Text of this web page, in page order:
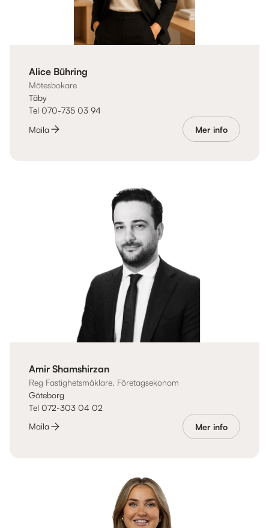
Alice Bühring
Mötesbokare
Täby
Tel 070-735 03 94
Maila
Mer info
Amir Shamshirzan
Reg Fastighetsmäklare, Företagsekonom
Göteborg
Tel 072-303 04 02
Maila
Mer info